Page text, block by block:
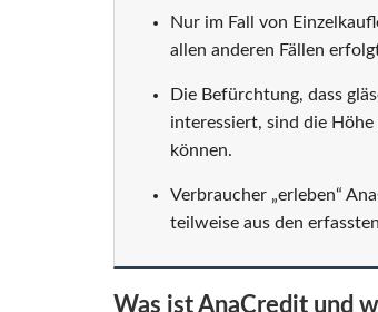
Nur im Fall von
allen anderen Fällen
Die Befürchtung, dass
interessiert, sind die
können.
Verbraucher „erleben“
teilweise aus den
Was ist AnaCredit und